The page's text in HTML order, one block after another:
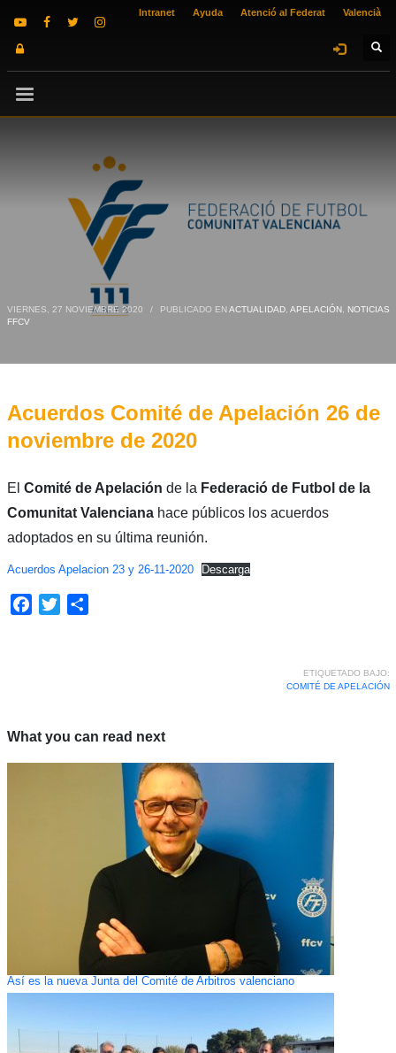
Intranet Ayuda Atenció al Federat Valencià
VIERNES, 27 NOVIEMBRE 2020 / PUBLICADO EN ACTUALIDAD, APELACIÓN, NOTICIAS
FFCV
Acuerdos Comité de Apelación 26 de
noviembre de 2020
El Comité de Apelación de la Federació de Futbol de la
Comunitat Valencianahace públicos los acuerdos
adoptados en su última reunión.
Acuerdos Apelacion 23 y 26-11-2020 Descarga
Facebook
Twitter
ETIQUETADO BAJO:
COMITÉ DE APELACIÓN
What you can read next
Así es la nueva Junta del Comité de Arbitros valenciano